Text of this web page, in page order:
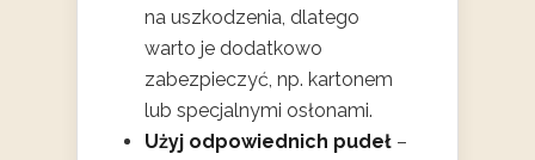
na uszkodzenia, dlatego
warto je dodatkowo
zabezpieczyć, np. kartonem
lub specjalnymi osłonami.
Użyj odpowiednich pudeł –